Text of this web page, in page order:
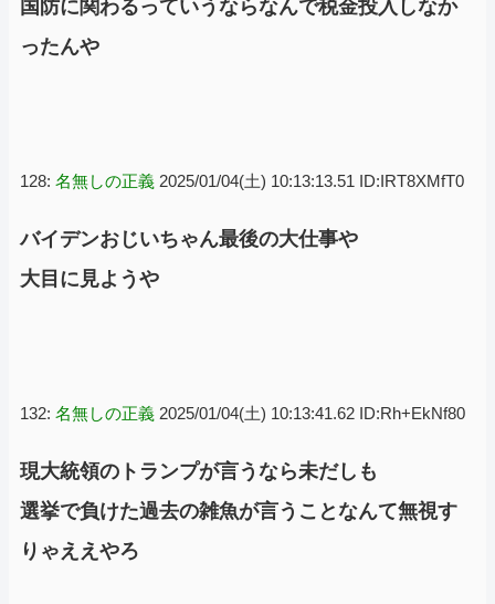
国防に関わるっていうならなんで税金投入しなか
ったんや
128: 名無しの正義 2025/01/04(土) 10:13:13.51 ID:IRT8XMfT0
バイデンおじいちゃん最後の大仕事や
大目に見ようや
132: 名無しの正義 2025/01/04(土) 10:13:41.62 ID:Rh+EkNf80
現大統領のトランプが言うなら未だしも
選挙で負けた過去の雑魚が言うことなんて無視す
りゃええやろ